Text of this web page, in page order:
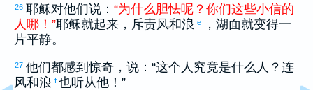
26 耶稣对他们说： “为什么胆怯呢 ？ 你们这些小信的
人哪 ！ ”耶稣就起来，斥责风和浪 e
，湖面就变得一
片平静。
27 他们都感到惊奇，说：“这个人究竟是什么人？连
风和浪 f 也听从他！”